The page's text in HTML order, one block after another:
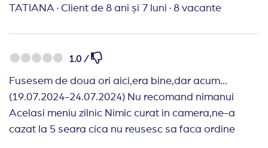
TATIANA · Client de 8 ani și 7 luni · 8 vacante
1.0 /
Fusesem de doua ori aici,era bine,dar acum…
(19.07.2024-24.07.2024) Nu recomand nimanui
Acelasi meniu zilnic Nimic curat in camera,ne-a
cazat la 5 seara cica nu reusesc sa faca ordine